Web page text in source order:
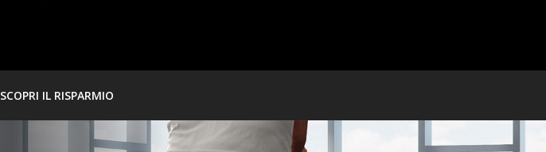
SCOPRI IL RISPARMIO